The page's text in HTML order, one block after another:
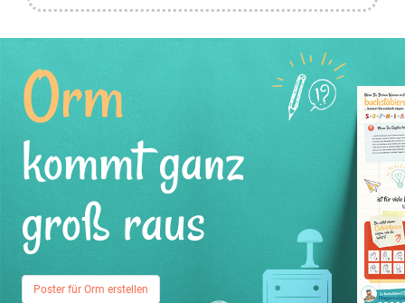
Orm
kommt ganz
groß raus
Poster für Orm erstellen